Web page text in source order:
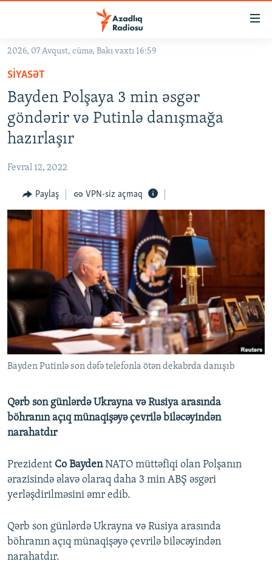
Əsas
qayıt
Əsas
naviqasiyaya
qayıt
Axtarışa
GÜNDƏM
#İZAHLA
KORRUPSIOMETR
#ƏSLINDƏ
QANUNI DOĞRU
ARAŞDIRMA
MULTIMEDIA
FOTOQALEREYA
İNFOQRAFIKA
KARIKATURA
RADIO ARXIV
OXU ZALI
AZƏRBAYCAN ƏDƏBIYYATI KITABXANASI
İSLAM VƏ DEMOKRATIYA
İZ - MƏDƏNIYYƏT PROQRAMI
HAQQIMIZDA
MISSIYAMIZ
PEŞƏ ETIKASI VƏ JURNALISTIKA STANDARTLARIMIZ
MATERIALLARIMIZDAN ISTIFADƏ
AZADLIQRADIOSU MOBIL TELEFONUNUZDA
BIZIMLƏ ƏLAQƏ
RFE/RL-in bütün saytları
2026, 07 Avqust, cümə, Bakı vaxtı 16:59
SIYASƏT
Bayden Polşaya 3 min əsgər
göndərir və Putinlə danışmağa
hazırlaşır
Fevral 12, 2022
Paylaş VPN-siz açmaq
Bayden Putinlə son dəfə telefonla ötən dekabrda danışıb
Qərb son günlərdə Ukrayna və Rusiya arasında
böhranın açıq münaqişəyə çevrilə biləcəyindən
narahatdır
Prezident Co BaydenNATO müttəfiqi olan Polşanın
ərazisində əlavə olaraq daha 3 min ABŞ əsgəri
yerləşdirilməsini əmr edib.
Qərb son günlərdə Ukrayna və Rusiya arasında
böhranın açıq münaqişəyə çevrilə biləcəyindən
narahatdır.